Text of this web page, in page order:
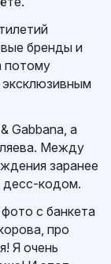
бренды и
потому
Gabbana, а
Между
заранее
десс-кодом.
с банкета
про
Я очень